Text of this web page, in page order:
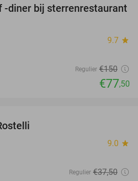
48%
-diner bij sterrenrestaurant
9.7 star
Regulier €150
€77,50
9.0 star
Regulier €37,50